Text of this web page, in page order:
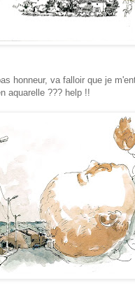
honneur, va falloir que je
aquarelle ??? help !!